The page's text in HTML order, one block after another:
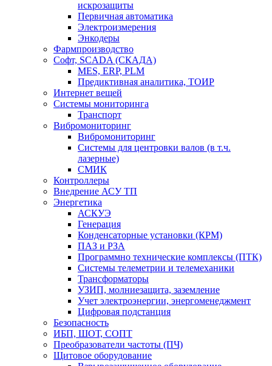
искрозащиты
Первичная автоматика
Электроизмерения
Энкодеры
Фармпроизводство
Софт, SCADA (СКАДА)
MES, ERP, PLM
Предиктивная аналитика, ТОИР
Интернет вещей
Системы мониторинга
Транспорт
Вибромониторинг
Вибромониторинг
Системы для центровки валов (в т.ч.
лазерные)
СМИК
Контроллеры
Внедрение АСУ ТП
Энергетика
АСКУЭ
Генерация
Конденсаторные установки (КРМ)
ПАЗ и РЗА
Программно технические комплексы (ПТК)
Системы телеметрии и телемеханики
Трансформаторы
УЗИП, молниезащита, заземление
Учет электроэнергии, энергоменеджмент
Цифровая подстанция
Безопасность
ИБП, ШОТ, СОПТ
Преобразователи частоты (ПЧ)
Щитовое оборудование